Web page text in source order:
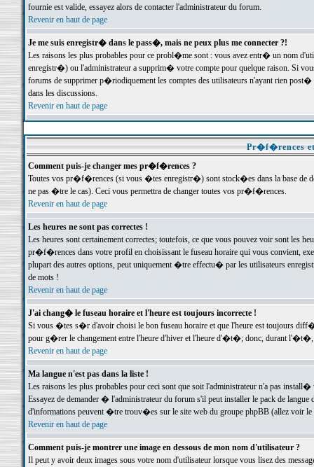
fournie est valide, essayez alors de contacter l'administrateur du forum.
Revenir en haut de page
Je me suis enregistr� dans le pass�, mais ne peux plus me connecter ?!
Les raisons les plus probables pour ce probl�me sont : vous avez entr� un nom
enregistr�) ou l'administrateur a supprim� votre compte pour quelque raison. Si
forums de supprimer p�riodiquement les comptes des utilisateurs n'ayant rien
dans les discussions.
Revenir en haut de page
Pr�f�rences
Comment puis-je changer mes pr�f�rences ?
Toutes vos pr�f�rences (si vous �tes enregistr�) sont stock�es dans la base de
ne pas �tre le cas). Ceci vous permettra de changer toutes vos pr�f�rences.
Revenir en haut de page
Les heures ne sont pas correctes !
Les heures sont certainement correctes; toutefois, ce que vous pouvez voir sont
pr�f�rences dans votre profil en choisissant le fuseau horaire qui vous convient,
plupart des autres options, peut uniquement �tre effectu� par les utilisateurs
de mots !
Revenir en haut de page
J'ai chang� le fuseau horaire et l'heure est toujours incorrecte !
Si vous �tes s�r d'avoir choisi le bon fuseau horaire et que l'heure est toujours
pour g�rer le changement entre l'heure d'hiver et l'heure d'�t�; donc, durant
Revenir en haut de page
Ma langue n'est pas dans la liste !
Les raisons les plus probables pour ceci sont que soit l'administrateur n'a pas
Essayez de demander � l'administrateur du forum s'il peut installer le pack de
d'informations peuvent �tre trouv�es sur le site web du groupe phpBB (allez voir le
Revenir en haut de page
Comment puis-je montrer une image en dessous de mon nom d'utilisateur ?
Il peut y avoir deux images sous votre nom d'utilisateur lorsque vous lisez des